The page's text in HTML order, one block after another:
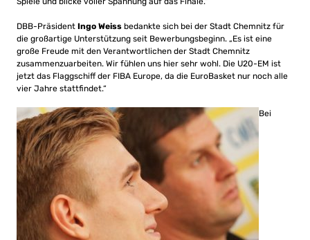
DBB-Präsident Ingo Weiss bedankte sich bei der Stadt Chemnitz für
die großartige Unterstützung seit Bewerbungsbeginn. „Es ist eine
große Freude mit den Verantwortlichen der Stadt Chemnitz
zusammenzuarbeiten. Wir fühlen uns hier sehr wohl. Die U20-EM ist
jetzt das Flaggschiff der FIBA Europe, da die EuroBasket nur noch alle
vier Jahre stattfindet.“
Bei